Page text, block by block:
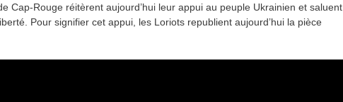
Cap-Rouge réitèrent aujourd’hui leur appui au peuple Ukrainien et saluent
Pour signifier cet appui, les Loriots republient aujourd’hui la pièce